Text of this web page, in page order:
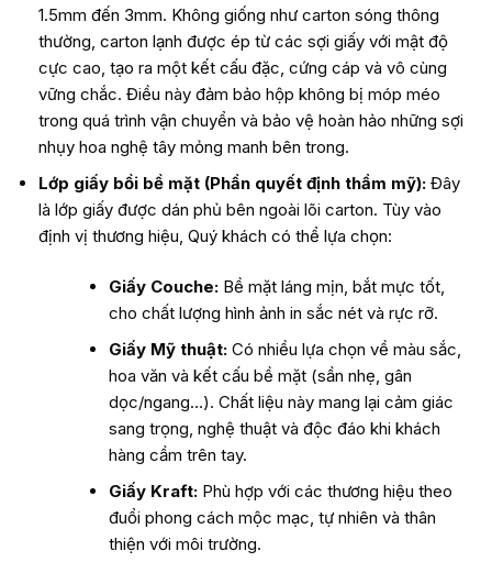
1.5mm đến 3mm. Không giống như carton sóng thông
thường, carton lạnh được ép từ các sợi giấy với mật độ
cực cao, tạo ra một kết cấu đặc, cứng cáp và vô cùng
vững chắc. Điều này đảm bảo hộp không bị móp méo
trong quá trình vận chuyển và bảo vệ hoàn hảo những sợi
nhụy hoa nghệ tây mỏng manh bên trong.
Lớp giấy bồi bề mặt (Phần quyết định thẩm mỹ):Đây
là lớp giấy được dán phủ bên ngoài lõi carton. Tùy vào
định vị thương hiệu, Quý khách có thể lựa chọn:
Giấy Couche: Bề mặt láng mịn, bắt mực tốt,
cho chất lượng hình ảnh in sắc nét và rực rỡ.
Giấy Mỹ thuật: Có nhiều lựa chọn về màu sắc,
hoa văn và kết cấu bề mặt (sần nhẹ, gân
dọc/ngang…). Chất liệu này mang lại cảm giác
sang trọng, nghệ thuật và độc đáo khi khách
hàng cầm trên tay.
Giấy Kraft: Phù hợp với các thương hiệu theo
đuổi phong cách mộc mạc, tự nhiên và thân
thiện với môi trường.